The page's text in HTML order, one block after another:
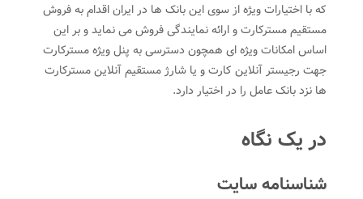
که با اختیارات ویژه از سوی این بانک ها در ایران اقدام به فروش
مستقیم مسترکارت و ارائه نمایندگی فروش می نماید و بر این
اساس امکانات ویژه ای همچون دسترسی به پنل ویژه مسترکارت
جهت رجیستر آنلاین کارت و یا شارژ مستقیم آنلاین مسترکارت
ها نزد بانک عامل را در اختیار دارد.
در یک نگاه
شناسنامه سایت